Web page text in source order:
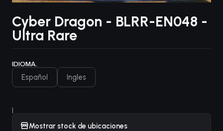
Cyber Dragon - BLRR-EN048 -
Ultra Rare
IDIOMA.
Español Ingles
|
Mostrar stock de ubicaciones